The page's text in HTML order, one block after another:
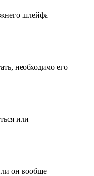
шлейфа
необходимо его
или
он вообще